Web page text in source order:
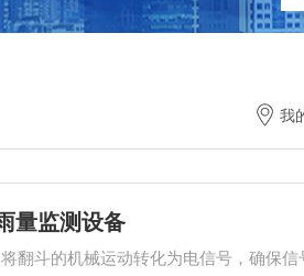
我
量监测设备
翻斗的机械运动转化为电信号，确保